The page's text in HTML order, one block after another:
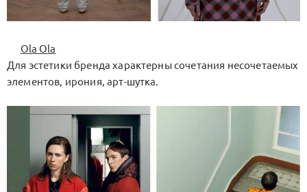
Ola Ola
Для эстетики бренда характерны сочетания несочетаемых
элементов, ирония, арт-шутка.